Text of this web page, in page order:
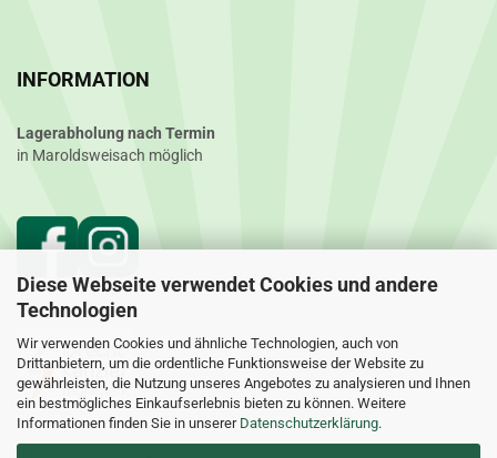
Diese Webseite verwendet Cookies und andere
Technologien
Wir verwenden Cookies und ähnliche Technologien, auch von
Drittanbietern, um die ordentliche Funktionsweise der Website zu
gewährleisten, die Nutzung unseres Angebotes zu analysieren und Ihnen
ein bestmögliches Einkaufserlebnis bieten zu können. Weitere
Informationen finden Sie in unserer Datenschutzerklärung.
INFORMATION
Lagerabholung nach Termin
in Maroldsweisach möglich